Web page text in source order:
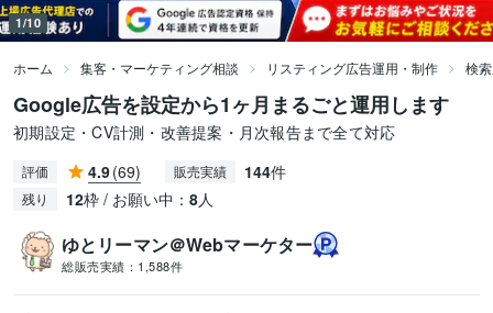
1/10
ホーム 集客・マーケティング相談 リスティング広告運用・制作 検
Google広告を設定から1ヶ月まるごと運用します
初期設定・CV計測・改善提案・月次報告まで全て対応
評価 4.9(69) 販売実績 144件
残り 12枠 / お願い中： 8人
ゆとリーマン＠Webマーケター
総販売実績： 1,588件